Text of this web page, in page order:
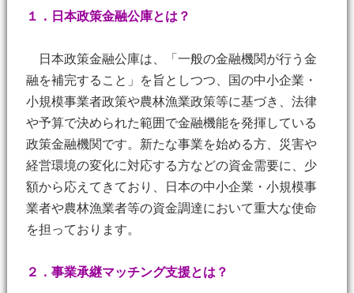
１．日本政策金融公庫とは？
日本政策金融公庫は、「一般の金融機関が行う金
融を補完すること」を旨としつつ、国の中小企業・
小規模事業者政策や農林漁業政策等に基づき、法律
や予算で決められた範囲で金融機能を発揮している
政策金融機関です。新たな事業を始める方、災害や
経営環境の変化に対応する方などの資金需要に、少
額から応えてきており、日本の中小企業・小規模事
業者や農林漁業者等の資金調達において重大な使命
を担っております。
２．事業承継マッチング支援とは？